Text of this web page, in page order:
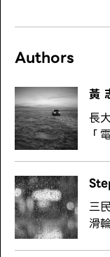
Authors
黃
長
「
三
滑